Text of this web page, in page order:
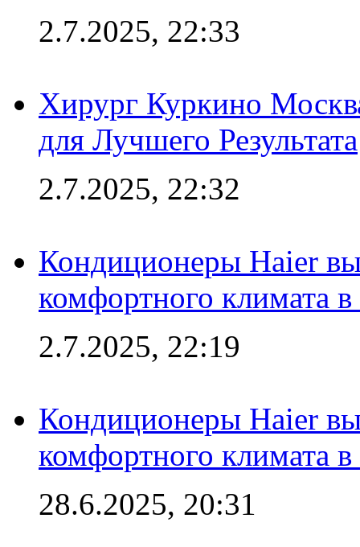
2.7.2025, 22:33
Хирург Куркино
для Лучшего Результата
2.7.2025, 22:32
Кондиционеры Haier
комфортного климата
2.7.2025, 22:19
Кондиционеры Haier
комфортного климата
28.6.2025, 20:31